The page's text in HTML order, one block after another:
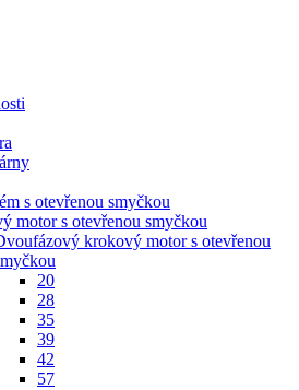
s otevřenou smyčkou
motor s otevřenou smyčkou
krokový motor s otevřenou
20
28
35
39
42
57